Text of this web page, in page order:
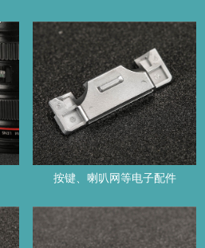
按键、喇叭网等电子配件